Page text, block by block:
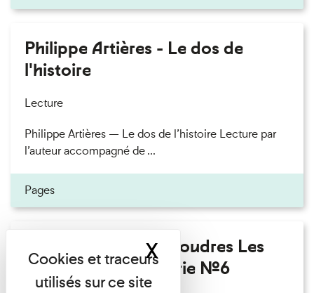
Philippe Artières - Le dos de
l'histoire
Lecture
Philippe Artières — Le dos de l’histoire Lecture par
l’auteur accompagné de ...
Pages
Fanny Taillandier - Foudres Les
Invités de l’Imprimerie n°6
XMasquer le